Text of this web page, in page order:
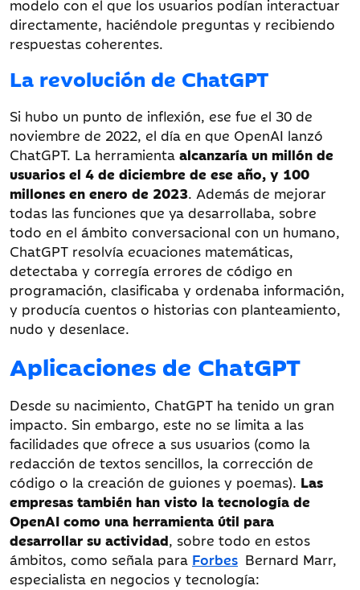
modelo con el que los usuarios podían interactuar
directamente, haciéndole preguntas y recibiendo
respuestas coherentes.
La revolución de ChatGPT
Si hubo un punto de inflexión, ese fue el 30 de
noviembre de 2022, el día en que OpenAI lanzó
ChatGPT. La herramienta alcanzaría un millón de
usuarios el 4 de diciembre de ese año, y 100
millones en enero de 2023. Además de mejorar
todas las funciones que ya desarrollaba, sobre
todo en el ámbito conversacional con un humano,
ChatGPT resolvía ecuaciones matemáticas,
detectaba y corregía errores de código en
programación, clasificaba y ordenaba información,
y producía cuentos o historias con planteamiento,
nudo y desenlace.
Aplicaciones de ChatGPT
Desde su nacimiento, ChatGPT ha tenido un gran
impacto. Sin embargo, este no se limita a las
facilidades que ofrece a sus usuarios (como la
redacción de textos sencillos, la corrección de
código o la creación de guiones y poemas). Las
empresas también han visto la tecnología de
OpenAI como una herramienta útil para
desarrollar su actividad, sobre todo en estos
ámbitos, como señala para Forbes Bernard Marr,
especialista en negocios y tecnología: